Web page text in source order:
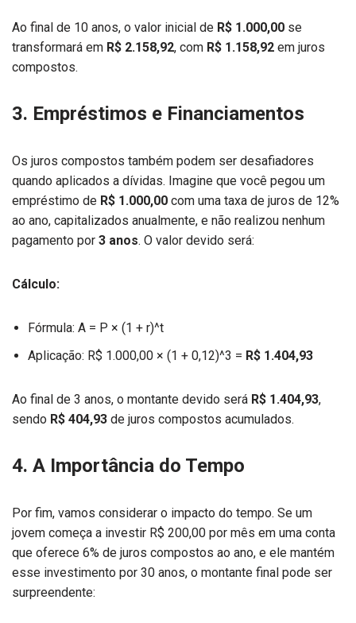
Ao final de 10 anos, o valor inicial de R$ 1.000,00 se
transformará em R$ 2.158,92, com R$ 1.158,92 em juros
compostos.
3. Empréstimos e Financiamentos
Os juros compostos também podem ser desafiadores
quando aplicados a dívidas. Imagine que você pegou um
empréstimo de R$ 1.000,00 com uma taxa de juros de 12%
ao ano, capitalizados anualmente, e não realizou nenhum
pagamento por 3 anos. O valor devido será:
Cálculo:
Fórmula: A = P × (1 + r)^t
Aplicação: R$ 1.000,00 × (1 + 0,12)^3 = R$ 1.404,93
Ao final de 3 anos, o montante devido será R$ 1.404,93,
sendo R$ 404,93 de juros compostos acumulados.
4. A Importância do Tempo
Por fim, vamos considerar o impacto do tempo. Se um
jovem começa a investir R$ 200,00 por mês em uma conta
que oferece 6% de juros compostos ao ano, e ele mantém
esse investimento por 30 anos, o montante final pode ser
surpreendente: